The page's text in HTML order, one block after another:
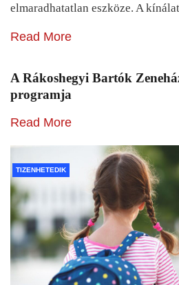
elmaradhatatlan eszköze. A
Read More
A Rákoshegyi Bartók
programja
Read More
TIZENHETEDIK